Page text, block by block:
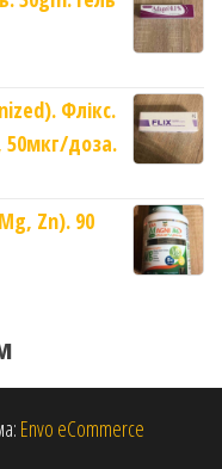
Флікс.
50мкг/доза.
Zn). 90
Envo eCommerce